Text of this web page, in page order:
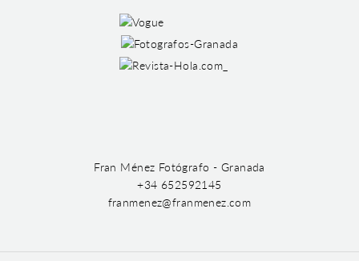
Fran Ménez Fotógrafo - Granada
+34 652592145
franmenez@franmenez.com